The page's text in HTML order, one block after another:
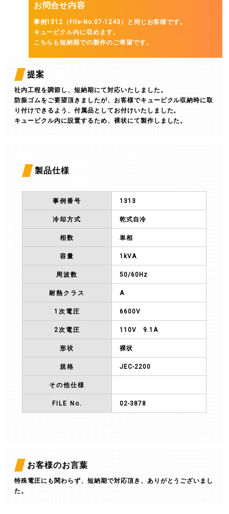
お問合せ内容
事例1312（File-No.07-1243）と同じお客様です。
キュービクル内に収めます。
こちらも短納期での製作のご希望です。
提案
社内工程を調節し、短納期にて対応いたしました。
防振ゴムをご要望頂きましたが、お客様でキュービクル収納時に取
り付けできるよう、付属品としてお付けいたしました。
キュービクル内に設置するため、裸状にて製作しました。
製品仕様
事例番号 1313
冷却方式 乾式自冷
相数 単相
容量 1kVA
周波数 50/60Hz
耐熱クラス A
1次電圧 6600V
2次電圧 110V 9.1A
形状 裸状
規格 JEC-2200
その他仕様
FILE No. 02-3878
お客様のお言葉
特殊電圧にも関わらず、短納期で対応頂き、ありがとうございまし
た。